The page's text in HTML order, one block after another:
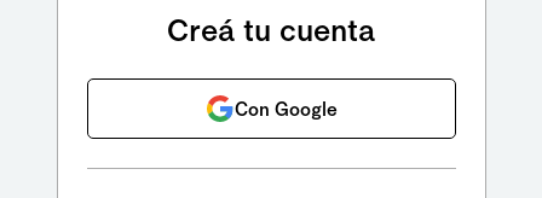
Creá tu cuenta
Con Google